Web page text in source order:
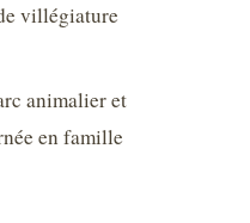
villégiature
animalier et
en famille